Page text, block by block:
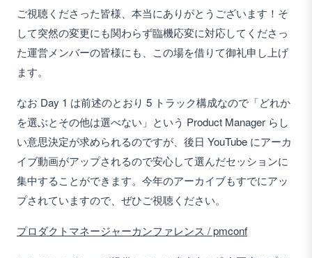
ご視聴くださった皆様、本当にありがとうございます！そ
して突然の変更にも関わらず臨機応変に対応してくださっ
た運営メンバーの皆様にも、この場を借りて御礼申し上げ
ます。
なお Day 1 は前述のとおり 5 トラック構成なので「どれか
を選ぶとその他は選べない」という Product Manager らし
い意思決定が求められるのですが、後日 YouTube にアーカ
イブ動画がアップされるので安心して選んだセッションに
集中することができます。今年のアーカイブもすでにアッ
プされていますので、ぜひご視聴ください。
プロダクトマネージャーカンファレンス / pmconf